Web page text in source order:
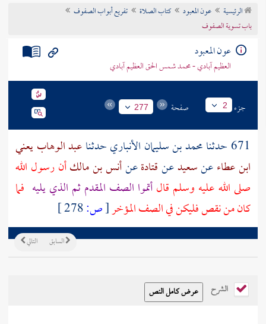
تراجم الأعلام
الرئيسية عون المعبود كتاب الصلاة
تفريع أبواب الصفوف
باب تسوية الصفوف
عون المعبود
العظيم آبادي - محمد شمس الحق العظيم آبادي
جزء 2 صفحة 277
671 حدثنا محمد بن سليمان الأنباريحدثناعبد الوهاب يعني
ابن عطاءعنسعيدعنقتادةعنأنس بن مالكأن رسول الله
صلى الله عليه وسلم قالأتموا الصف المقدم ثم الذي يليه فما
كان من نقص فليكن في الصف المؤخر[ص:
التالي السابق
الشرح